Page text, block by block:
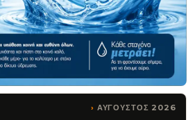
ΑΥΓΟΥΣΤΟΣ 2026